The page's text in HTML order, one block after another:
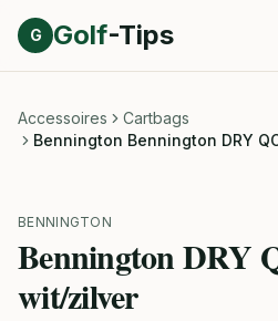
Direct naar inhoud
G Golf-Tips
Accessoires
Cartbags
Bennington Bennington DRY
BENNINGTON
Bennington DRY
wit/zilver